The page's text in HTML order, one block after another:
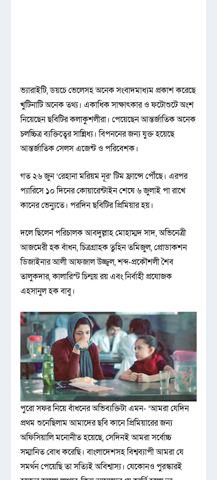
ভ্যারাইটি, ডয়চে ভেলেসহ অনেক সংবাদমাধ্যম প্রকাশ করেছে
খুটিনাটি অনেক তথ্য। একাধিক সাক্ষাৎকার ও ফটোশুটে অংশ
নিয়েছেন ছবিটির কলাকুশলীরা। পেয়েছেন আন্তর্জাতিক অনেক
চলচ্চিত্র ব্যক্তিত্বের সান্নিধ্য। বিপননের জন্য যুক্ত হয়েছে
আন্তর্জাতিক সেলস এজেন্ট ও পরিবেশক।
গত ২৬ জুন ‘রেহানা মরিয়ম নূর’ টিম ফ্রান্সে পৌঁছে। এরপর
প্যারিসে ১০ দিনের কোয়ারেন্টাইন শেষে ৬ জুলাই পা রাখে
কানের ভেন্যুতে। পরদিন ছবিটির প্রিমিয়ার হয়।
দলে ছিলেন পরিচালক আবদুল্লাহ মোহাম্মদ সাদ, অভিনেত্রী
আজমেরী হক বাঁধন, চিত্রগ্রাহক তুহিন তমিজুল, প্রোডাকশন
ডিজাইনার আলী আফজাল উজ্জ্বল, শব্দ-প্রকৌশলী শৈব
তালুকদার, কালারিস্ট চিন্ময় রয় এবং নির্বাহী প্রযোজক
এহসানুল হক বাবু।
পুরো সফর নিয়ে বাঁধনের অভিব্যক্তিটা এমন- ‘আমরা যেদিন
প্রথম শুনেছিলাম আমাদের ছবি কানে প্রিমিয়ারের জন্য
অফিসিয়ালি মনোনীত হয়েছে, সেদিনই আমরা সর্বোচ্চ
সম্মানিত বোধ করেছি। বাংলাদেশসহ বিশ্বব্যাপী আমরা যে
সমর্থন পেয়েছি তা সত্যিই অবিশ্বাস্য। যেকোনও পুরস্কারই